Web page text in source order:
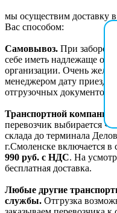
мы осуществим доставку
Вас способом:
Самовывоз. При заборе
себе иметь надлежаще
организации. Очень
менеджером дату приезда
отгрузочных документов и
Транспортной
перевозчик выбирается
склада до терминала
г.Смоленске включается в
990 руб. с НДС. На
бесплатная доставка.
Любые другие
службы. Отгрузка